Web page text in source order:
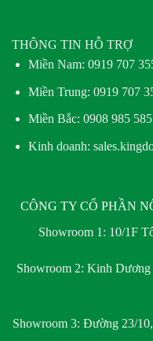
THÔNG TIN HỖ TRỢ
Miền Nam: 0919 707
Miền Trung: 0919 707
Miền Bắc: 0908 985 585
Kinh doanh:
CÔNG TY CỔ PHẦN
Showroom 1: 10/1F
Showroom 2: Kinh Dương
Showroom 3: Đường 23/